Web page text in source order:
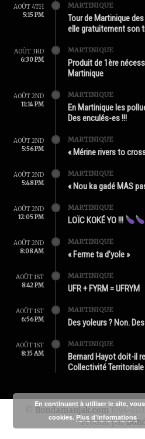
AOÛT 4TH
5:15 PM
MARTINIQUE
Tour de Martinique
elle gratuitement son
AOÛT 3RD
6:30 PM
MARTINIQUE
Produit de 1ère
Martinique
AOÛT 2ND
11:14 PM
MARTINIQUE
En Martinique les
Des enculés-es !!!
AOÛT 2ND
5:56 PM
MARTINIQUE
« Mérine rivers to
AOÛT 2ND
5:48 PM
MARTINIQUE
« Nou ka gadé MAS
AOÛT 2ND
12:05 PM
MARTINIQUE
LOÏC KOKÉ YO !!!
AOÛT 2ND
8:08 AM
MARTINIQUE
« Ferme ta d’yole »
AOÛT 1ST
8:42 PM
MARTINIQUE
UFR + FYRM = UFRYM
AOÛT 1ST
6:56 PM
MARTINIQUE
Des yoleurs ? Non.
AOÛT 1ST
8:35 AM
MARTINIQUE
Bernard Hayot doit-il
Collectivité
Bondamanjak.com 1994-
Produit par
En continuant à utiliser le site,
cookies. Plus d’informations